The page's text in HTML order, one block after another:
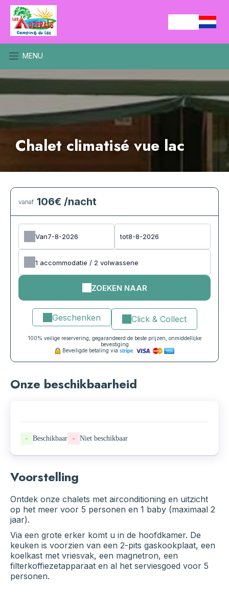
MENU
Chalet climatisé vue lac
vanaf 106€ /nacht
Van tot
1 accommodatie / 2 volwassene
ZOEKEN NAAR
Geschenken Click & Collect
100% veilige reservering, gegarandeerd de beste prijzen, onmiddellijke
bevestiging
Beveiligde betaling via
Onze beschikbaarheid
- Beschikbaar - Niet beschikbaar
Voorstelling
Ontdek onze chalets met airconditioning en uitzicht
op het meer voor 5 personen en 1 baby (maximaal 2
jaar).
Via een grote erker komt u in de hoofdkamer. De
keuken is voorzien van een 2-pits gaskookplaat, een
koelkast met vriesvak, een magnetron, een
filterkoffiezetapparaat en al het serviesgoed voor 5
personen.